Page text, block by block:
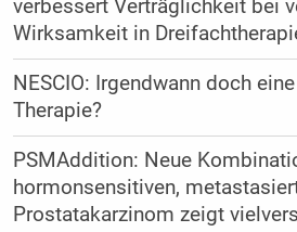
verbessert Verträglichkeit bei
Wirksamkeit in
NESCIO: Irgendwann doch
Therapie?
PSMAddition: Neue
hormonsensitiven,
Prostatakarzinom zeigt